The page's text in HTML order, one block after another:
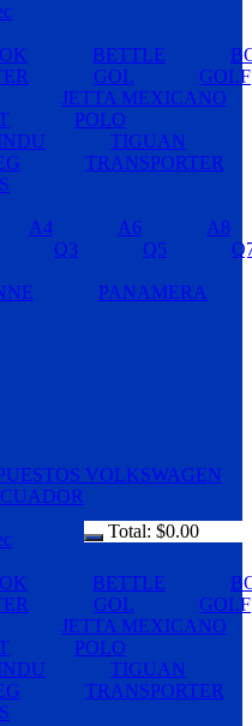
BETTLE
GOL
GOLF
JETTA MEXICANO
POLO
TIGUAN
TRANSPORTER
A4 A6
A8
Q3 Q5
PANAMERA
Total: $0.00
BETTLE
GOL
GOLF
JETTA MEXICANO
POLO
TIGUAN
TRANSPORTER